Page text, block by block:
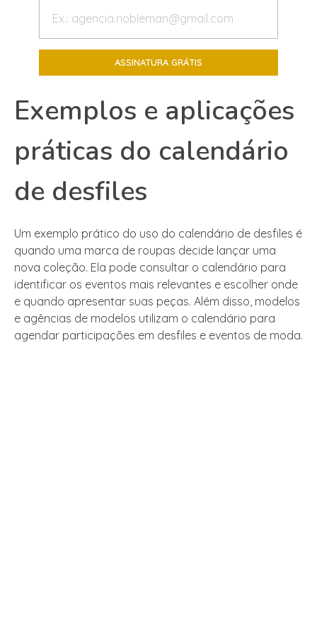
Exemplos e aplicações
práticas do calendário
de desfiles
Um exemplo prático do uso do calendário de desfiles é
quando uma marca de roupas decide lançar uma
nova coleção. Ela pode consultar o calendário para
identificar os eventos mais relevantes e escolher onde
e quando apresentar suas peças. Além disso, modelos
e agências de modelos utilizam o calendário para
agendar participações em desfiles e eventos de moda.